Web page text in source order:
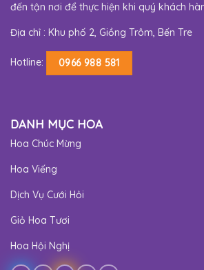
đến tận nơi để thực hiện khi quý khách
Địa chỉ : Khu phố 2, Giồng Trôm, Bến Tre
Hotline: 0966 988 581
DANH MỤC HOA
Hoa Chúc Mừng
Hoa Viếng
Dịch Vụ Cưới Hỏi
Giỏ Hoa Tươi
Hoa Hội Nghị